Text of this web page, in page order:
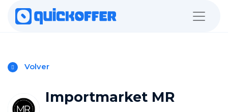
Volver
Importmarket MR